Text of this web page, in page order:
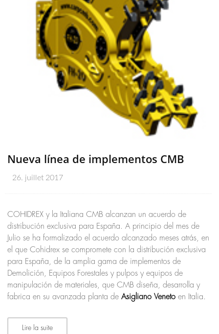
Nueva línea de implementos CMB
26. juillet 2017
COHIDREX y la Italiana CMB alcanzan un acuerdo de
distribución exclusiva para España. A principio del mes de
Julio se ha formalizado el acuerdo alcanzado meses atrás, en
el que Cohidrex se compromete con la distribución exclusiva
para España, de la amplia gama de implementos de
Demolición, Equipos Forestales y pulpos y equipos de
manipulación de materiales, que CMB diseña, desarrolla y
fabrica en su avanzada planta de Asigliano Veneto en Italia.
Lire la suite